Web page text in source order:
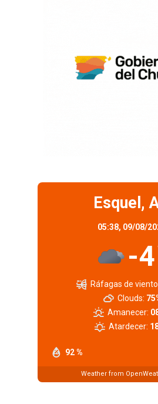
Esquel,
05:38, 09/08/
-4
92 %
Ráfagas de
Clouds:
Amanecer:
Atardecer:
Weather from